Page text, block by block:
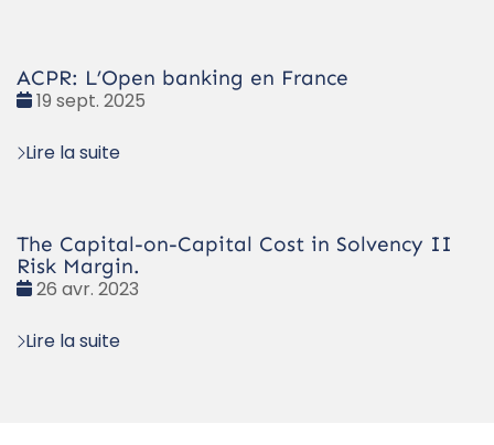
ACPR: L’Open banking en France
Date
19 sept. 2025
Lire la suite
The Capital-on-Capital Cost in Solvency II
Risk Margin.
Date
26 avr. 2023
Lire la suite